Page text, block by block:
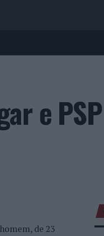
e PSP
de 23